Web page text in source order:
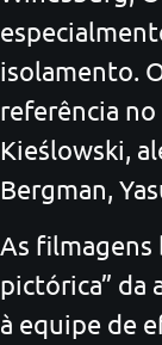
isolamento.
referência
Kieślowski,
Bergman,
As filmagens
pictórica” da
à equipe de